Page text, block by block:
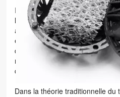
Il a été inventé par Jaeger Tri.
l'absence de grande surface
avantage du Tri-pack. La forme
entretoises et des tiges
de garniture de la tour Tri-Packs
mouillage supérieures et la
distribution uniforme du liquide
Dans la théorie traditionnelle du